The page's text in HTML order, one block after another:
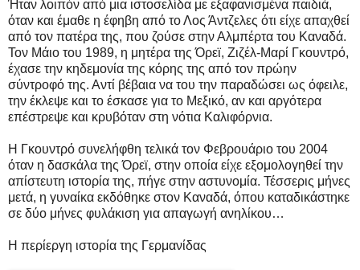
Ήταν λοιπόν από μια ιστοσελίδα με εξαφανισμένα παιδιά,
όταν και έμαθε η έφηβη από το Λος Άντζελες ότι είχε απαχθεί
από τον πατέρα της, που ζούσε στην Αλμπέρτα του Καναδά.
Τον Μάιο του 1989, η μητέρα της Όρεϊ, Ζιζέλ-Μαρί Γκουντρό,
έχασε την κηδεμονία της κόρης της από τον πρώην
σύντροφό της. Αντί βέβαια να του την παραδώσει ως όφειλε,
την έκλεψε και το έσκασε για το Μεξικό, αν και αργότερα
επέστρεψε και κρυβόταν στη νότια Καλιφόρνια.
Η Γκουντρό συνελήφθη τελικά τον Φεβρουάριο του 2004
όταν η δασκάλα της Όρεϊ, στην οποία είχε εξομολογηθεί την
απίστευτη ιστορία της, πήγε στην αστυνομία. Τέσσερις μήνες
μετά, η γυναίκα εκδόθηκε στον Καναδά, όπου καταδικάστηκε
σε δύο μήνες φυλάκιση για απαγωγή ανηλίκου…
Η περίεργη ιστορία της Γερμανίδας